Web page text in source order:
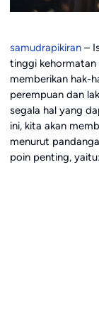
samudrapikiran–
tinggi kehormatan
memberikan hak-
perempuan dan
segala hal yang
ini, kita akan
menurut
poin penting, yaitu: